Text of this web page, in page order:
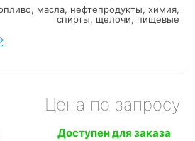
масла, нефтепродукты, химия,
спирты, щелочи, пищевые
Цена по запросу
Доступен для заказа